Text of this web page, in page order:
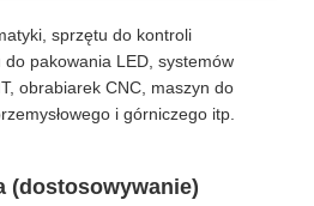
sprzętu do kontroli
pakowania LED, systemów
obrabiarek CNC, maszyn do
i górniczego itp.
(dostosowywanie)